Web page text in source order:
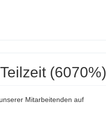
(6070%)
Mitarbeitenden auf